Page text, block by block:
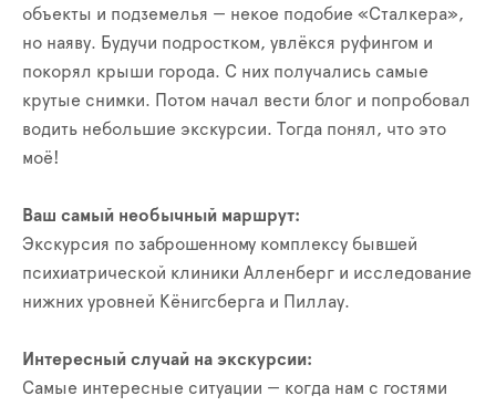
объекты и подземелья — некое подобие «Сталкера»,
но наяву. Будучи подростком, увлёкся руфингом и
покорял крыши города. С них получались самые
крутые снимки. Потом начал вести блог и попробовал
водить небольшие экскурсии. Тогда понял, что это
моё!
Ваш самый необычный маршрут:
Экскурсия по заброшенному комплексу бывшей
психиатрической клиники Алленберг и исследование
нижних уровней Кёнигсберга и Пиллау.
Интересный случай на экскурсии:
Самые интересные ситуации — когда нам с гостями